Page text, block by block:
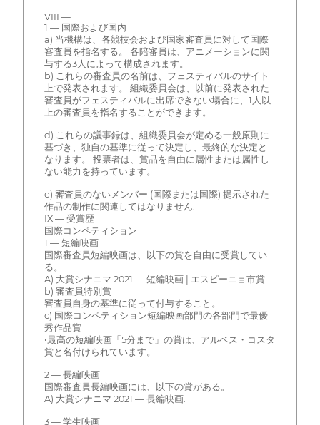
VIII —
1 — 国際および国内
a) 当機構は、各競技会および国家審査員に対して国際
審査員を指名する。 各陪審員は、アニメーションに関
与する3人によって構成されます。
b) これらの審査員の名前は、フェスティバルのサイト
上で発表されます。 組織委員会は、以前に発表された
審査員がフェスティバルに出席できない場合に、1人以
上の審査員を指名することができます。
d) これらの議事録は、組織委員会が定める一般原則に
基づき、独自の基準に従って決定し、最終的な決定と
なります。 投票者は、賞品を自由に属性または属性し
ない能力を持っています。
e) 審査員のないメンバー (国際または国際) 提示された
作品の制作に関連してはなりません.
IX — 受賞歴
国際コンペティション
1 — 短編映画
国際審査員短編映画は、以下の賞を自由に受賞してい
る。
A) 大賞シナニマ 2021 — 短編映画 | エスピーニョ市賞.
b) 審査員特別賞
審査員自身の基準に従って付与すること。
c) 国際コンペティション短編映画部門の各部門で最優
秀作品賞
•最高の短編映画「5分まで」の賞は、アルベス・コスタ
賞と名付けられています。
2 — 長編映画
国際審査員長編映画には、以下の賞がある。
A) 大賞シナニマ 2021 — 長編映画.
3 — 学生映画